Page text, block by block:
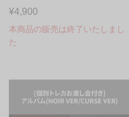
¥4,900
本商品の販売は終了いたしまし
た